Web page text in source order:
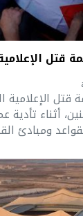
قتل
قتل
أثناء تأدية
ومبادئ